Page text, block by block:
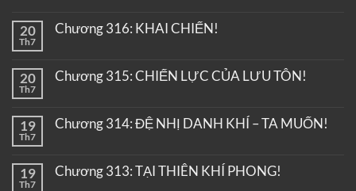
20
Th7
Chương 316: KHAI CHIẾN!
20
Th7
Chương 315: CHIẾN LỰC CỦA LƯU TÔN!
19
Th7
Chương 314: ĐỆ NHỊ DANH KHÍ – TA MUỐN!
19
Th7
Chương 313: TẠI THIÊN KHÍ PHONG!